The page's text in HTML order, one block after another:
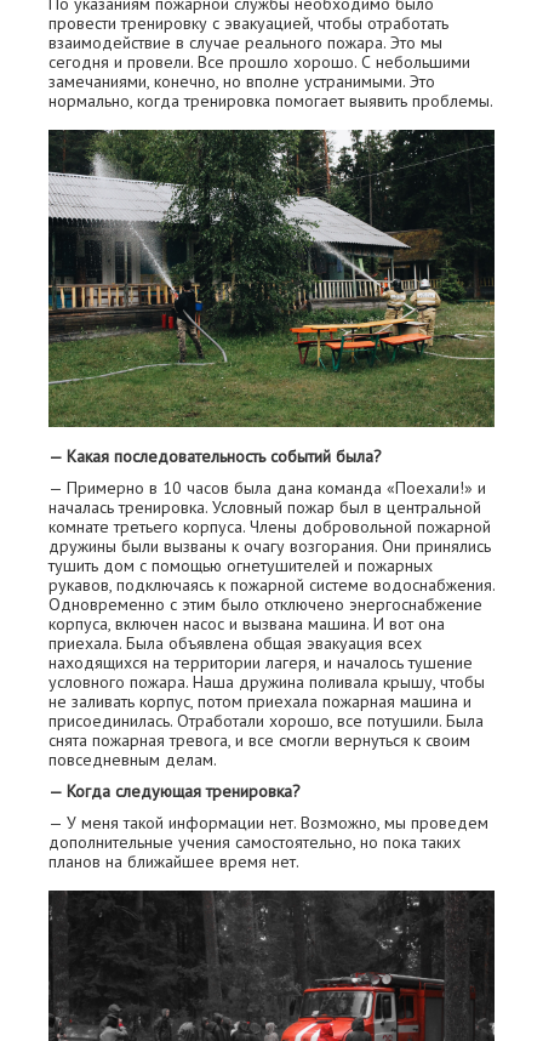
провести тренировку с эвакуацией, чтобы отработать
взаимодействие в случае реального пожара. Это мы
сегодня и провели. Все прошло хорошо. С небольшими
замечаниями, конечно, но вполне устранимыми. Это
нормально, когда тренировка помогает выявить проблемы.
— Какая последовательность событий была?
— Примерно в 10 часов была дана команда «Поехали!» и
началась тренировка. Условный пожар был в центральной
комнате третьего корпуса. Члены добровольной пожарной
дружины были вызваны к очагу возгорания. Они принялись
тушить дом с помощью огнетушителей и пожарных
рукавов, подключаясь к пожарной системе водоснабжения.
Одновременно с этим было отключено энергоснабжение
корпуса, включен насос и вызвана машина. И вот она
приехала. Была объявлена общая эвакуация всех
находящихся на территории лагеря, и началось тушение
условного пожара. Наша дружина поливала крышу, чтобы
не заливать корпус, потом приехала пожарная машина и
присоединилась. Отработали хорошо, все потушили. Была
снята пожарная тревога, и все смогли вернуться к своим
повседневным делам.
— Когда следующая тренировка?
— У меня такой информации нет. Возможно, мы проведем
дополнительные учения самостоятельно, но пока таких
планов на ближайшее время нет.